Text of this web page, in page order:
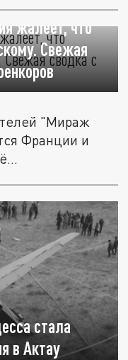
жалеет, что
Свежая
"Мираж
Франции и
стала
в Актау